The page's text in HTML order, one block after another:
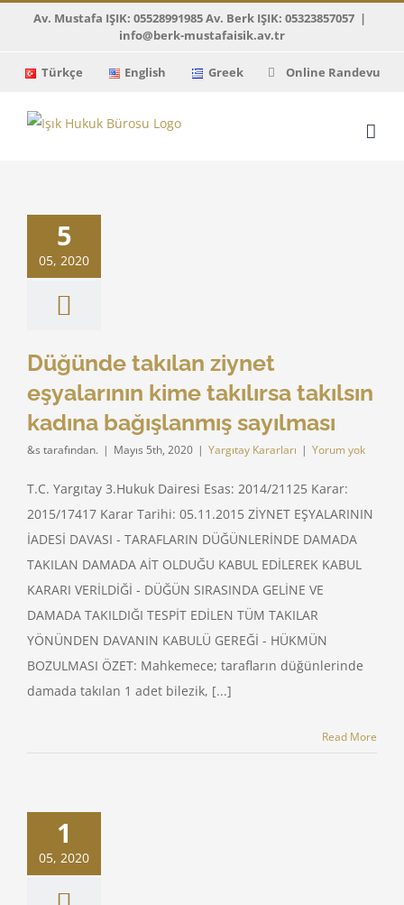
Av. Mustafa IŞIK: 05528991985 Av. Berk IŞIK: 05323857057 |
info@berk-mustafaisik.av.tr
Türkçe English Greek Online Randevu
5
05, 2020
kime
kadına
sayılması
Kararları
Düğünde takılan ziynet
eşyalarının kime takılırsa takılsın
kadına bağışlanmış sayılması
&s tarafından. | Mayıs 5th, 2020 | Yargıtay Kararları | Yorum yok
T.C. Yargıtay 3.Hukuk Dairesi Esas: 2014/21125 Karar:
2015/17417 Karar Tarihi: 05.11.2015 ZİYNET EŞYALARININ
İADESİ DAVASI - TARAFLARIN DÜĞÜNLERİNDE DAMADA
TAKILAN DAMADA AİT OLDUĞU KABUL EDİLEREK KABUL
KARARI VERİLDİĞİ - DÜĞÜN SIRASINDA GELİNE VE
DAMADA TAKILDIĞI TESPİT EDİLEN TÜM TAKILAR
YÖNÜNDEN DAVANIN KABULÜ GEREĞİ - HÜKMÜN
BOZULMASI ÖZET: Mahkemece; tarafların düğünlerinde
damada takılan 1 adet bilezik, [...]
Read More
1
05, 2020
Özellik
Kurulması
Kararları